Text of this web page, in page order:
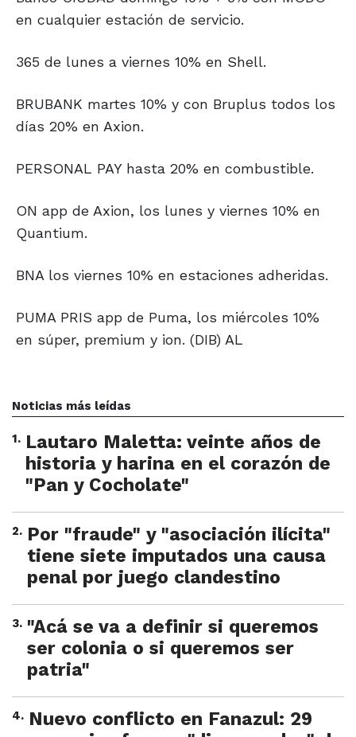
en cualquier estación de servicio.
365 de lunes a viernes 10% en Shell.
BRUBANK martes 10% y con Bruplus todos los
días 20% en Axion.
PERSONAL PAY hasta 20% en combustible.
ON app de Axion, los lunes y viernes 10% en
Quantium.
BNA los viernes 10% en estaciones adheridas.
PUMA PRIS app de Puma, los miércoles 10%
en súper, premium y ion. (DIB) AL
Noticias más leídas
1. Lautaro Maletta: veinte años de
historia y harina en el corazón de
"Pan y Cocholate"
2. Por "fraude" y "asociación ilícita"
tiene siete imputados una causa
penal por juego clandestino
3. "Acá se va a definir si queremos
ser colonia o si queremos ser
patria"
4. Nuevo conflicto en Fanazul: 29